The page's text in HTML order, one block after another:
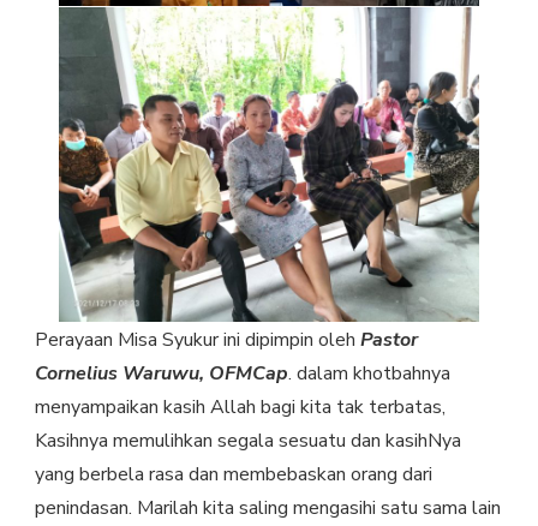
Perayaan Misa Syukur ini dipimpin oleh Pastor
Cornelius Waruwu, OFMCap. dalam khotbahnya
menyampaikan kasih Allah bagi kita tak terbatas,
Kasihnya memulihkan segala sesuatu dan kasihNya
yang berbela rasa dan membebaskan orang dari
penindasan. Marilah kita saling mengasihi satu sama lain